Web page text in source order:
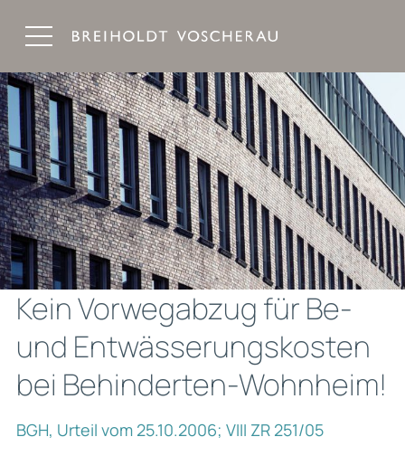
Kein Vorwegabzug für Be-
und Entwässerungskosten
bei Behinderten-Wohnheim!
BGH, Urteil vom 25.10.2006; VIII ZR 251/05